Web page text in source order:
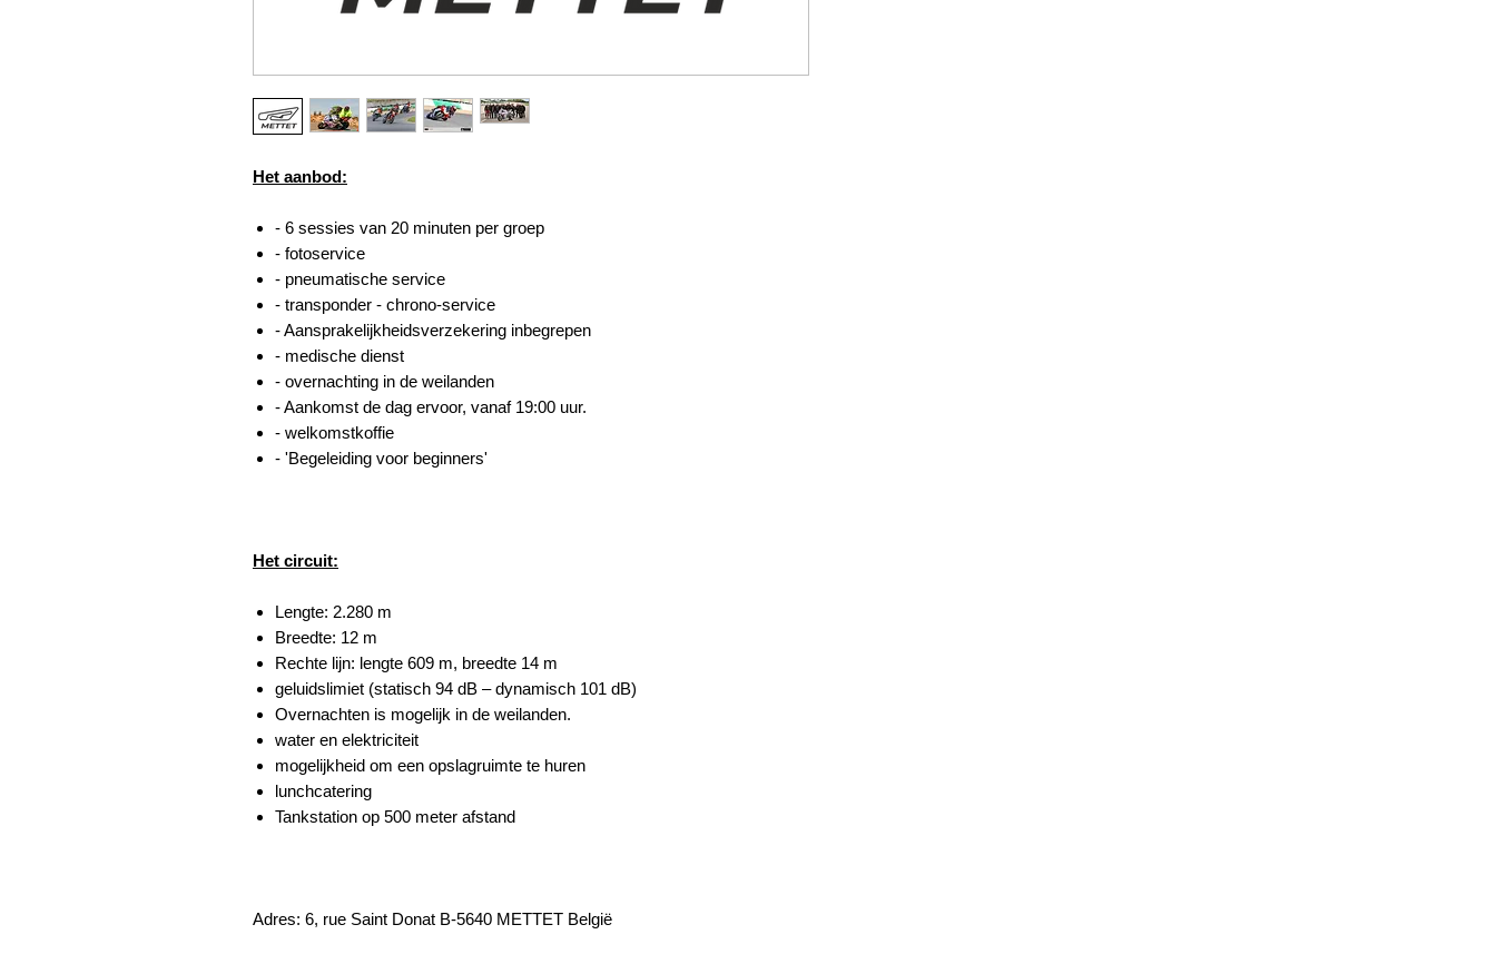
Het aanbod:
- 6 sessies van 20 minuten per groep
- fotoservice
- pneumatische service
- transponder - chrono-service
- Aansprakelijkheidsverzekering inbegrepen
- medische dienst
- overnachting in de weilanden
- Aankomst de dag ervoor, vanaf 19:00 uur.
- welkomstkoffie
- 'Begeleiding voor beginners'
Het circuit:
Lengte: 2.280 m
Breedte: 12 m
Rechte lijn: lengte 609 m, breedte 14 m
geluidslimiet (statisch 94 dB – dynamisch 101 dB)
Overnachten is mogelijk in de weilanden.
water en elektriciteit
mogelijkheid om een opslagruimte te huren
lunchcatering
Tankstation op 500 meter afstand
Adres: 6, rue Saint Donat B-5640 METTET België